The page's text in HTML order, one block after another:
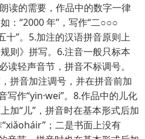
读的需要，作品中的数字一律
：“2000 年”，写作“二○○○
十”。5.加注的汉语拼音原则上
则》拼写。6.注音一般只标本
读轻声音节，拼音不标调号。
拼音加注调号，并在拼音前加
写作“yin·wei”。8.作品中的儿化
加“儿”，拼音时在基本形式后加
；二是书面上没有